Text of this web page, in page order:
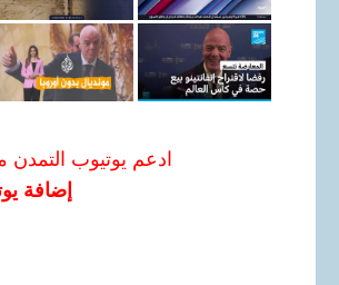
ادعم يوتيوب التمدن
إضافة